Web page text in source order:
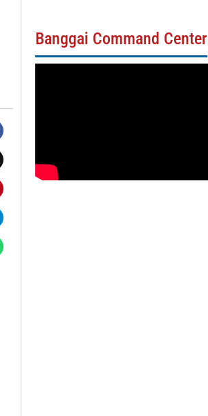
Banggai Command Center